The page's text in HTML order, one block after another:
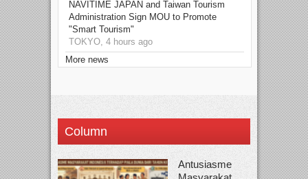
NAVITIME JAPAN and Taiwan Tourism
Administration Sign MOU to Promote
"Smart Tourism"
TOKYO, 4 hours ago
More news
Column
Antusiasme